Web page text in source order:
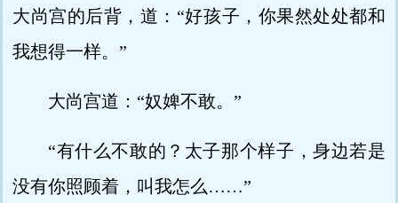
大尚宫的后背，道：“好孩子，你果然处处都和
我想得一样。”
大尚宫道：“奴婢不敢。”
“有什么不敢的？太子那个样子，身边若是
没有你照顾着，叫我怎么……”